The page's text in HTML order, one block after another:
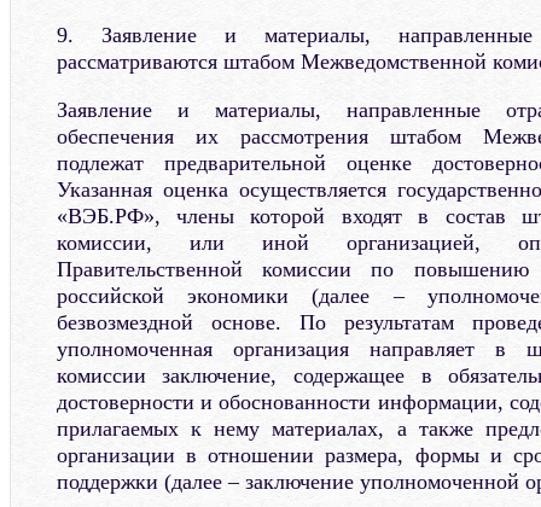
9. Заявление и материалы, направленные
рассматриваются штабом Межведомственной
Заявление и материалы, направленные
обеспечения их рассмотрения штабом
подлежат предварительной оценке
Указанная оценка осуществляется
«ВЭБ.РФ», члены которой входят в состав
комиссии, или иной организацией,
Правительственной комиссии по повышению
российской экономики (далее –
безвозмездной основе. По результатам
уполномоченная организация направляет в
комиссии заключение, содержащее в
достоверности и обоснованности информации,
прилагаемых к нему материалах, а также
организации в отношении размера, формы и
поддержки (далее – заключение уполномоченной